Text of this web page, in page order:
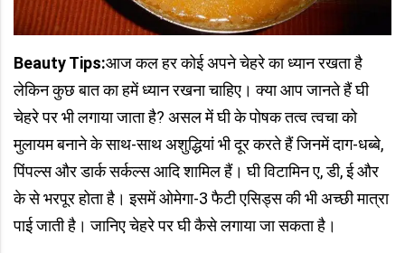
Beauty Tips:आज कल हर कोई अपने चेहरे का ध्यान रखता है
लेकिन कुछ बात का हमें ध्यान रखना चाहिए। क्या आप जानते हैं घी
चेहरे पर भी लगाया जाता है? असल में घी के पोषक तत्व त्वचा को
मुलायम बनाने के साथ-साथ अशुद्धियां भी दूर करते हैं जिनमें दाग-धब्बे,
पिंपल्स और डार्क सर्कल्स आदि शामिल हैं। घी विटामिन ए, डी, ई और
के से भरपूर होता है। इसमें ओमेगा-3 फैटी एसिड्स की भी अच्छी मात्रा
पाई जाती है। जानिए चेहरे पर घी कैसे लगाया जा सकता है।